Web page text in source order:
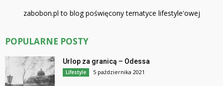
zabobon.pl to blog poświęcony tematyce lifestyle'owej
POPULARNE POSTY
Urlop za granicą – Odessa
Lifestyle 5 października 2021